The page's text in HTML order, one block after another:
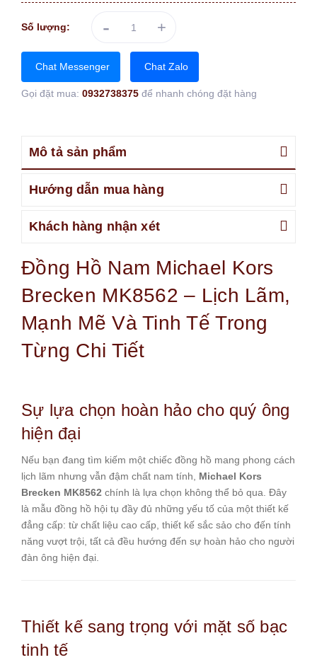
Số lượng: - +
Chat Messenger Chat Zalo
Gọi đặt mua: 0932738375 để nhanh chóng đặt hàng
Mô tả sản phẩm
Hướng dẫn mua hàng
Khách hàng nhận xét
Đồng Hồ Nam Michael Kors
Brecken MK8562 – Lịch Lãm,
Mạnh Mẽ Và Tinh Tế Trong
Từng Chi Tiết
Sự lựa chọn hoàn hảo cho quý ông
hiện đại
Nếu bạn đang tìm kiếm một chiếc đồng hồ mang phong cách
lịch lãm nhưng vẫn đậm chất nam tính, Michael Kors
Brecken MK8562 chính là lựa chọn không thể bỏ qua. Đây
là mẫu đồng hồ hội tụ đầy đủ những yếu tố của một thiết kế
đẳng cấp: từ chất liệu cao cấp, thiết kế sắc sảo cho đến tính
năng vượt trội, tất cả đều hướng đến sự hoàn hảo cho người
đàn ông hiện đại.
Thiết kế sang trọng với mặt số bạc
tinh tế